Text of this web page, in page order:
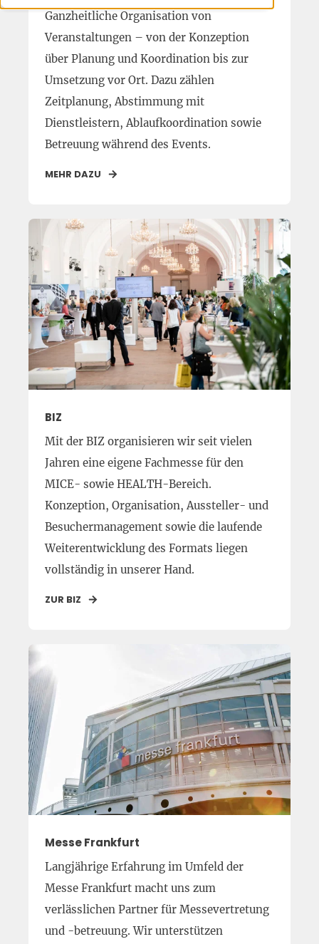
Ganzheitliche Organisation von
Veranstaltungen – von der Konzeption
über Planung und Koordination bis zur
Umsetzung vor Ort. Dazu zählen
Zeitplanung, Abstimmung mit
Dienstleistern, Ablaufkoordination sowie
Betreuung während des Events.
MEHR DAZU
BIZ
Mit der BIZ organisieren wir seit vielen
Jahren eine eigene Fachmesse für den
MICE- sowie HEALTH-Bereich.
Konzeption, Organisation, Aussteller- und
Besuchermanagement sowie die laufende
Weiterentwicklung des Formats liegen
vollständig in unserer Hand.
ZUR BIZ
Messe Frankfurt
Langjährige Erfahrung im Umfeld der
Messe Frankfurt macht uns zum
verlässlichen Partner für Messevertretung
und -betreuung. Wir unterstützen